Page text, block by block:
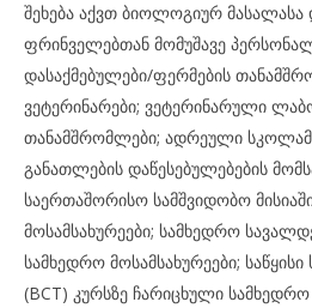
შეხება აქვთ ბიოლოგიურ მასალასა
ფრინველებთან მომუშავე
დასაქმებულები/ფერმების
ვეტერინარები; ვეტერინარული
თანამშრომლები; ადრეული
განათლების დაწესებულებების
საერთაშორისო სამშვიდობო
მოსამსახურეები; სამხედრო
სამხედრო მოსამსახურეები;
(BCT) კურსზე ჩარიცხული სამხედრო